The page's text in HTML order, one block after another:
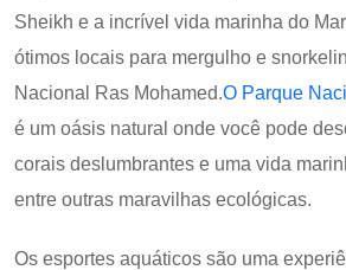
Sheikh e a incrível vida marinha do
ótimos locais para mergulho e
Nacional Ras Mohamed.O Parque
é um oásis natural onde você pode
corais deslumbrantes e uma vida
entre outras maravilhas ecológicas.
Os esportes aquáticos são uma